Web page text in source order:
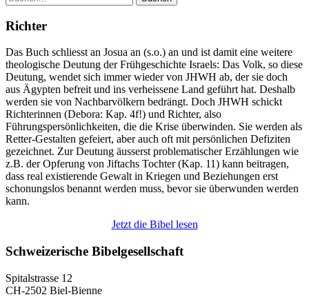
Richter
Das Buch schliesst an Josua an (s.o.) an und ist damit eine weitere
theologische Deutung der Frühgeschichte Israels: Das Volk, so diese
Deutung, wendet sich immer wieder von JHWH ab, der sie doch
aus Ägypten befreit und ins verheissene Land geführt hat. Deshalb
werden sie von Nachbarvölkern bedrängt. Doch JHWH schickt
Richterinnen (Debora: Kap. 4f!) und Richter, also
Führungspersönlichkeiten, die die Krise überwinden. Sie werden als
Retter-Gestalten gefeiert, aber auch oft mit persönlichen Defiziten
gezeichnet. Zur Deutung äusserst problematischer Erzählungen wie
z.B. der Opferung von Jiftachs Tochter (Kap. 11) kann beitragen,
dass real existierende Gewalt in Kriegen und Beziehungen erst
schonungslos benannt werden muss, bevor sie überwunden werden
kann.
Jetzt die Bibel lesen
Schweizerische Bibelgesellschaft
Spitalstrasse 12
CH-2502 Biel-Bienne